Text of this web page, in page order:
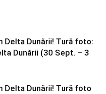
Delta Dunării! Tură foto:
Dunării (30 Sept. – 3
Delta Dunării! Tură foto